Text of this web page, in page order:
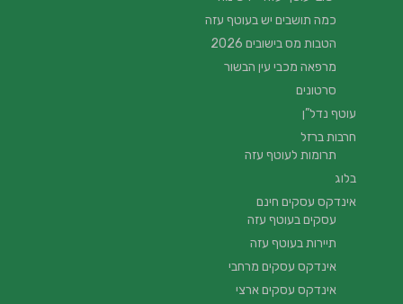
כמה תושבים יש בעוטף עזה
הטבות מס בישובים 2026
מרפאה מכבי עין הבשור
סרטונים
עוטף נדל”ן
חרבות ברזל
תרומות לעוטף עזה
בלוג
אינדקס עסקים חינם
עסקים בעוטף עזה
תיירות בעוטף עזה
אינדקס עסקים מרחבי
אינדקס עסקים ארצי